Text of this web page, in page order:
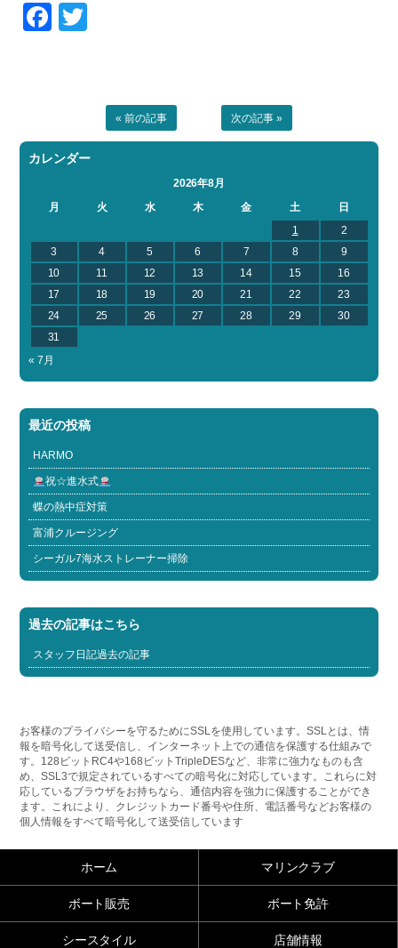
Facebook
« 前の記事 次の記事 »
カレンダー
2026年8月
月
火 水 木 金 土
日
1
2
3
4 5 6 7 8
9
10
11 12 13 14 15
16
17
18 19 20 21 22
23
24
25 26 27 28 29
30
31
« 7月
最近の投稿
HARMO
祝☆進水式
蝶の熱中症対策
富浦クルージング
シーガル7海水ストレーナー掃除
過去の記事はこちら
スタッフ日記過去の記事
お客様のプライバシーを守るためにSSLを使用しています。SSLとは、情
報を暗号化して送受信し、インターネット上での通信を保護する仕組みで
す。128ビットRC4や168ビットTripleDESなど、非常に強力なものも含
め、SSL3で規定されているすべての暗号化に対応しています。これらに対
応しているブラウザをお持ちなら、通信内容を強力に保護することができ
ます。これにより、クレジットカード番号や住所、電話番号などお客様の
個人情報をすべて暗号化して送受信しています
ホーム マリンクラブ
ボート販売 ボート免許
シースタイル 店舗情報